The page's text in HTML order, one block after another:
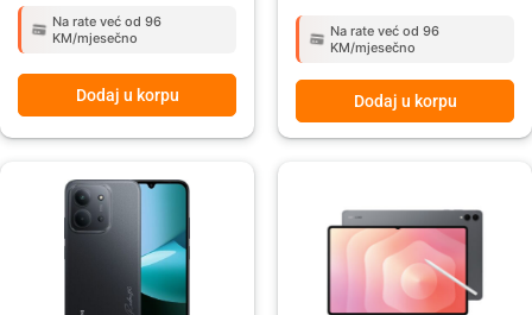
Na rate već od 96
KM/mjesečno
Dodaj u korpu
Na rate već od 96
KM/mjesečno
Dodaj u korpu
399,00 KM.
339,00 KM.
2.899,00 KM.
2.599,00 KM.